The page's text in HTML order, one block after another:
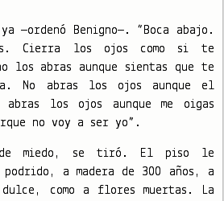
—ordenó Benigno—. “Boca abajo.
Cierra los ojos como si te
los abras aunque sientas que te
No abras los ojos aunque el
abras los ojos aunque me oigas
no voy a ser yo”.
de miedo, se tiró. El piso le
podrido, a madera de 300 años, a
como a flores muertas. La